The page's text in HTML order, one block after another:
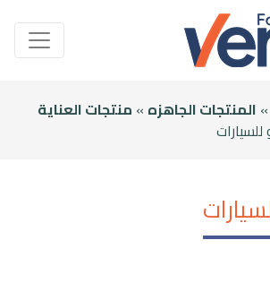
» المنتجات الجاهزه » منتجات العناية